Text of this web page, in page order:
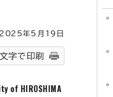
2025年5月 19 日
字で印刷
of HIROSHIMA